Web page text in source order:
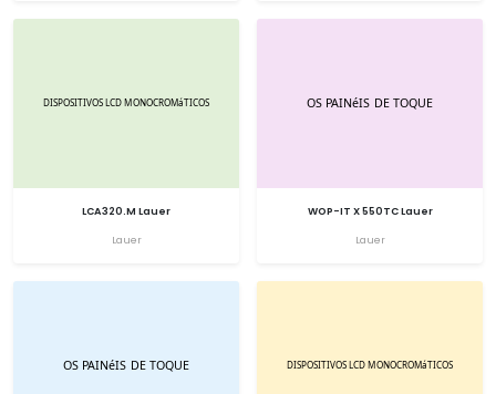
LCA320.M Lauer
Lauer
WOP-IT X 550TC Lauer
Lauer